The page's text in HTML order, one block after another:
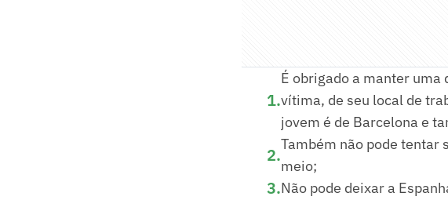
1.
É obrigado a manter
vítima, de seu local de
jovem é de Barcelona e
2.
Também não pode tentar
meio;
3.Não pode deixar a